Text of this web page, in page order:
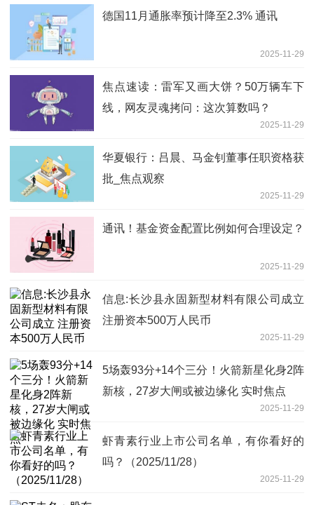
德国11月通胀率预计降至2.3% 通讯
2025-11-29
焦点速读：雷军又画大饼？50万辆车下
线，网友灵魂拷问：这次算数吗？
2025-11-29
华夏银行：吕晨、马金钊董事任职资格获
批_焦点观察
2025-11-29
通讯！基金资金配置比例如何合理设定？
2025-11-29
信息:长沙县永固新型材料有限公司成立
注册资本500万人民币
2025-11-29
5场轰93分+14个三分！火箭新星化身2阵
新核，27岁大闸或被边缘化 实时焦点
2025-11-29
虾青素行业上市公司名单，有你看好的
吗？（2025/11/28）
2025-11-29